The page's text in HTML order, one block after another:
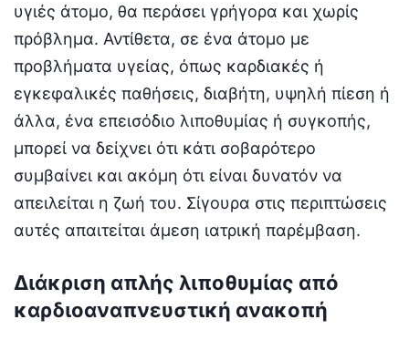
υγιές άτομο, θα περάσει γρήγορα και χωρίς
πρόβλημα. Αντίθετα, σε ένα άτομο με
προβλήματα υγείας, όπως καρδιακές ή
εγκεφαλικές παθήσεις, διαβήτη, υψηλή πίεση ή
άλλα, ένα επεισόδιο λιποθυμίας ή συγκοπής,
μπορεί να δείχνει ότι κάτι σοβαρότερο
συμβαίνει και ακόμη ότι είναι δυνατόν να
απειλείται η ζωή του. Σίγουρα στις περιπτώσεις
αυτές απαιτείται άμεση ιατρική παρέμβαση.
Διάκριση απλής λιποθυμίας από
καρδιοαναπνευστική ανακοπή